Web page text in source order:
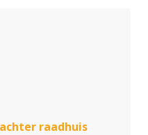
raadhuis